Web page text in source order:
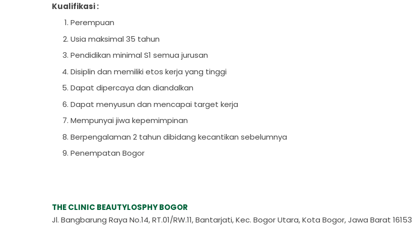
Kualifikasi :
Perempuan
Usia maksimal 35 tahun
Pendidikan minimal S1 semua jurusan
Disiplin dan memiliki etos kerja yang tinggi
Dapat dipercaya dan diandalkan
Dapat menyusun dan mencapai target kerja
Mempunyai jiwa kepemimpinan
Berpengalaman 2 tahun dibidang kecantikan sebelumnya
Penempatan Bogor
THE CLINIC BEAUTYLOSPHY BOGOR
Jl. Bangbarung Raya No.14, RT.01/RW.11, Bantarjati, Kec. Bogor Utara, Kota Bogor, Jawa Barat 16153